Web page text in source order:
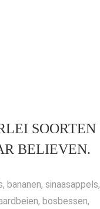
SOORTEN
BELIEVEN.
bananen, sinaasappels,
bosbessen,